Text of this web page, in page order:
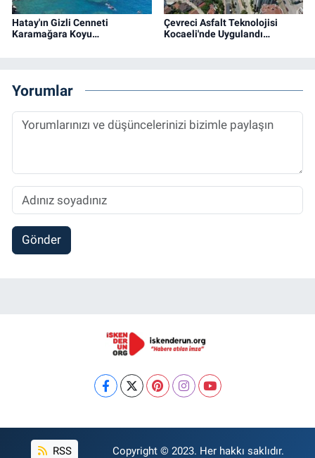
Hatay'ın Gizli Cenneti
Karamağara Koyu…
Çevreci Asfalt Teknolojisi
Kocaeli'nde Uygulandı…
Yorumlar
Gönder
RSS Copyright © 2023. Her hakkı saklıdır.